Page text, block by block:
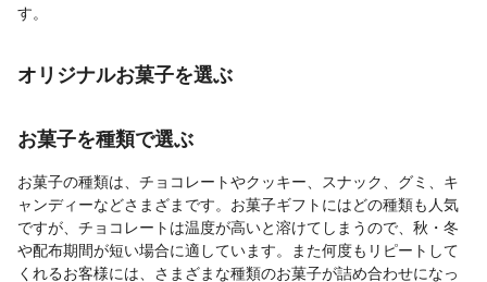
す。
オリジナルお菓子を選ぶ
お菓子を種類で選ぶ
お菓子の種類は、チョコレートやクッキー、スナック、グミ、キ
ャンディーなどさまざまです。お菓子ギフトにはどの種類も人気
ですが、チョコレートは温度が高いと溶けてしまうので、秋・冬
や配布期間が短い場合に適しています。また何度もリピートして
くれるお客様には、さまざまな種類のお菓子が詰め合わせになっ